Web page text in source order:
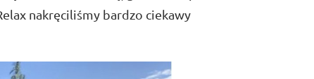
nakręciliśmy bardzo ciekawy